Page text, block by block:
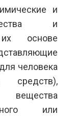
и
и
основе
человека
средств),
или